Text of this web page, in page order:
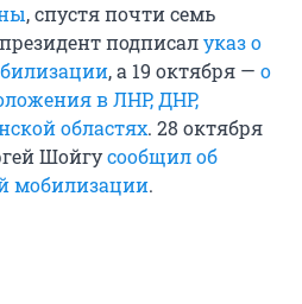
, спустя почти семь
подписалуказ о
, а 19 октября — о
в ЛНР, ДНР,
областях. 28 октября
Шойгусообщил об
мобилизации.